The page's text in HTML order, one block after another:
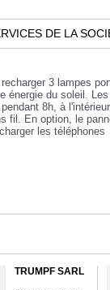
DE LA
3 lampes
énergie du soleil. Les
8h, à l'intérieur
fil. En option, le
les téléphones
TRUMPF SARL